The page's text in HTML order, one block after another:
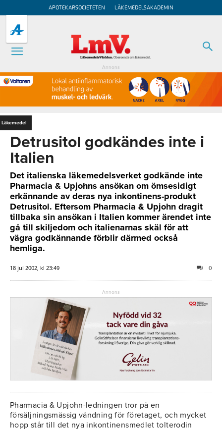
APOTEKARSOCIETETEN LÄKEMEDELSAKADEMIN
Annons
Läkemedel
Detrusitol godkändes inte i
Italien
Det italienska läkemedelsverket godkände inte
Pharmacia & Upjohns ansökan om ömsesidigt
erkännande av deras nya inkontinens-produkt
Detrusitol. Eftersom Pharmacia & Upjohn dragit
tillbaka sin ansökan i Italien kommer ärendet inte
gå till skiljedom och italienarnas skäl för att
vägra godkännande förblir därmed också
hemliga.
18 jul 2002, kl 23:49 0
Annons
Pharmacia & Upjohn-ledningen tror på en
försäljningsmässig vändning för företaget, och mycket
hopp står till det nya inkontinensmedlet tolterodin